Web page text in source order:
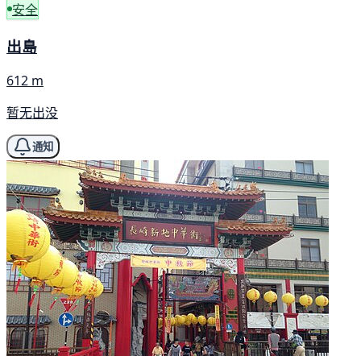
安全
出島
612 m
暂无出没
通知